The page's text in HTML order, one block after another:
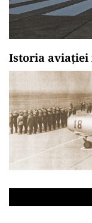
Istoria aviației